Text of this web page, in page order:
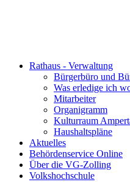
Rathaus - Verwaltung
Bürgerbüro und
Was erledige ich
Mitarbeiter
Organigramm
Kulturraum
Haushaltspläne
Aktuelles
Behördenservice Online
Über die VG-Zolling
Volkshochschule